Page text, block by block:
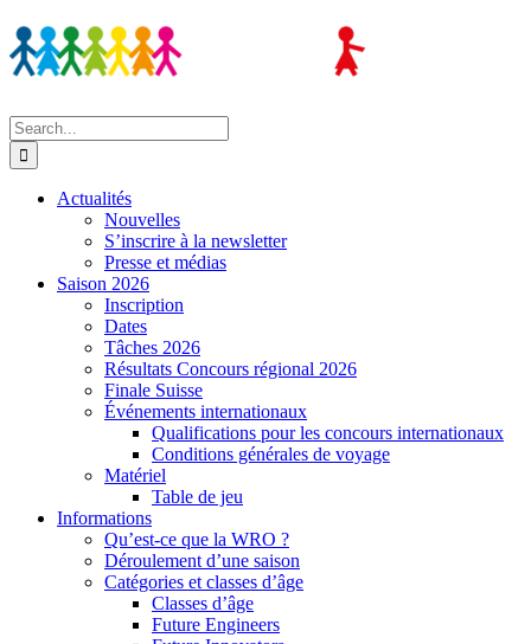
to
content
Search
for:
Actualités
Nouvelles
S’inscrire à la newsletter
Presse et médias
Saison 2026
Inscription
Dates
Tâches 2026
Résultats Concours régional 2026
Finale Suisse
Événements internationaux
Qualifications pour les concours internationaux
Conditions générales de voyage
Matériel
Table de jeu
Informations
Qu’est-ce que la WRO ?
Déroulement d’une saison
Catégories et classes d’âge
Classes d’âge
Future Engineers